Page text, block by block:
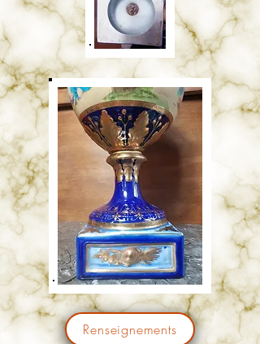
Renseignements